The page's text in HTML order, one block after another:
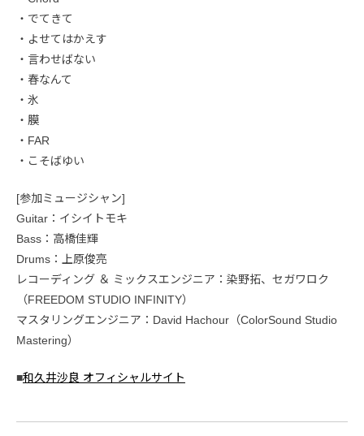
・でてきて
・よせてはかえす
・言わせばない
・春なんて
・氷
・膜
・FAR
・こそばゆい
[参加ミュージシャン]
Guitar：イシイトモキ
Bass：高橋佳輝
Drums：上原俊亮
レコーディング ＆ ミックスエンジニア：染野拓、セガワロク
（FREEDOM STUDIO INFINITY）
マスタリングエンジニア：David Hachour（ColorSound Studio
Mastering）
■和久井沙良 オフィシャルサイト